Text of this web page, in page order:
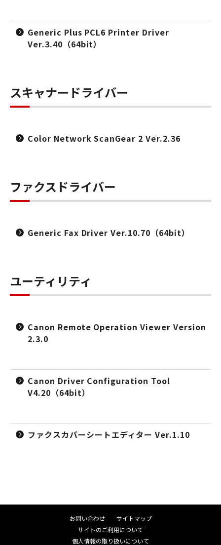
Generic Plus PCL6 Printer Driver
Ver.3.40（64bit）
スキャナードライバー
Color Network ScanGear 2 Ver.2.36
ファクスドライバー
Generic Fax Driver Ver.10.70（64bit）
ユーティリティ
Canon Remote Operation Viewer Version
2.3.0
Canon Driver Configuration Tool
V4.20（64bit）
ファクスカバーシートエディター Ver.1.10
お問い合わせ
サイトマップ
サイトのご利用について
個人情報の取り扱いについて